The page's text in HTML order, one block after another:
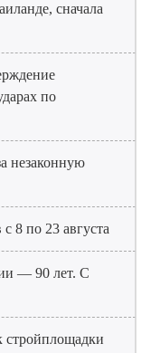
сначала
по
незаконную
8 по 23 августа
— 90 лет. С
стройплощадки